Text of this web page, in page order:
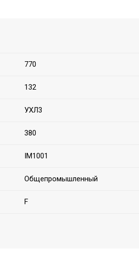
770
132
УХЛ3
380
IM1001
Общепромышленный
F